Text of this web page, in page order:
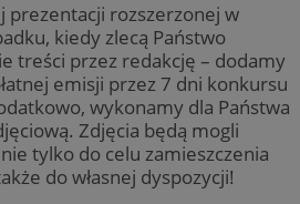
prezentacji rozszerzonej w
kiedy zlecą Państwo
treści przez redakcję – dodamy
emisji przez 7 dni konkursu
wykonamy dla Państwa
Zdjęcia będą mogli
tylko do celu zamieszczenia
do własnej dyspozycji!